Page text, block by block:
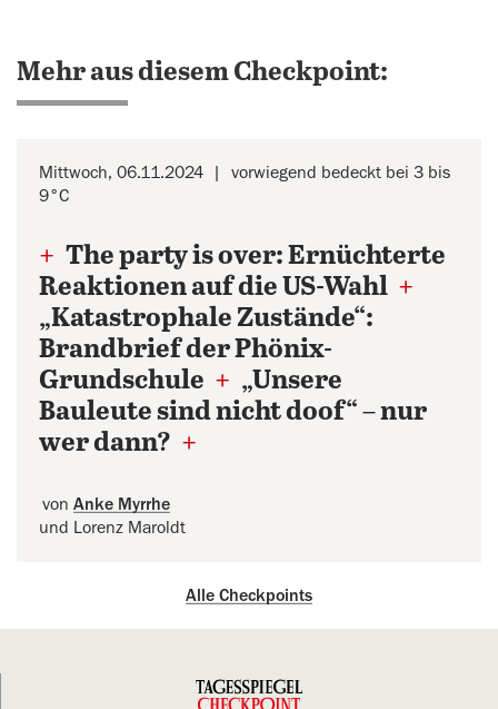
Mehr aus diesem Checkpoint:
Mittwoch, 06.11.2024
vorwiegend bedeckt bei 3 bis
9°C
+ The party is over: Ernüchterte
Reaktionen auf die US-Wahl +
„Katastrophale Zustände“:
Brandbrief der Phönix-
Grundschule + „Unsere
Bauleute sind nicht doof“ – nur
wer dann? +
von Anke Myrrhe
und Lorenz Maroldt
Alle Checkpoints